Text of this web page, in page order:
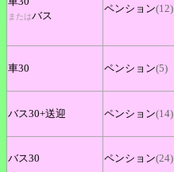
またはバス
ペンション(12)
車30 ペンション(5)
バス30+送迎 ペンション(14)
バス30 ペンション(24)